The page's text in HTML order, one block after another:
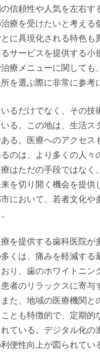
信頼性や人気を左右
療を受けたいと考え
に具現化される特色
サービスを提供する
療メニューに関して
を選ぶ際に非常に参考
るだけでなく、その
る。この地は、生活
る。医療へのアクセ
のは、より多くの人
はただの手段ではな
を切り開く機会を提
において、若者文化
を提供する歯科医院
くは、痛みを軽減す
り、歯のホワイトニ
者のリラックスに寄
た、地域の医療機関
とも特徴的で、定期
ている。デジタル化
便性向上が図られてい